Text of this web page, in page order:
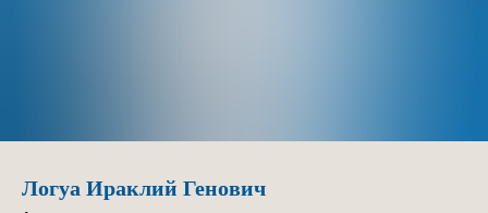
Логуа Ираклий Генович